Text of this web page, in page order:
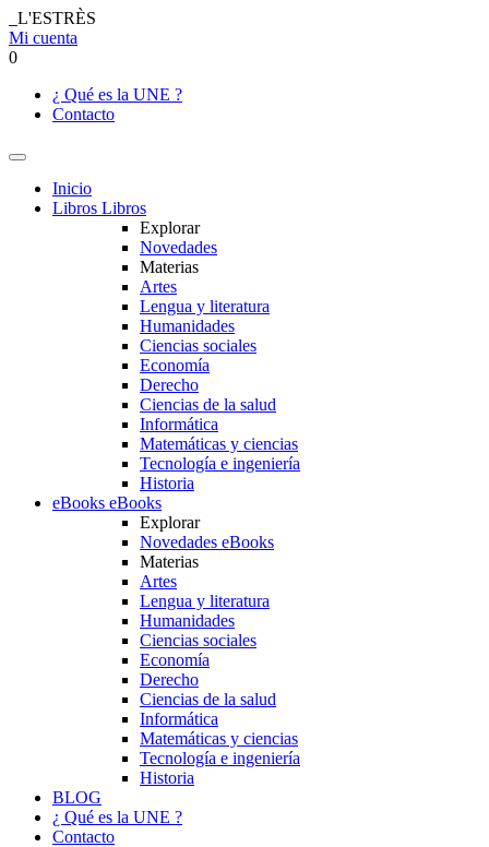
L'ESTRÈS
Mi cuenta
0
¿ Qué es la UNE ?
Contacto
Inicio
Libros Libros
Explorar
Novedades
Materias
Artes
Lengua y literatura
Humanidades
Ciencias sociales
Economía
Derecho
Ciencias de la salud
Informática
Matemáticas y ciencias
Tecnología e ingeniería
Historia
eBooks eBooks
Explorar
Novedades eBooks
Materias
Artes
Lengua y literatura
Humanidades
Ciencias sociales
Economía
Derecho
Ciencias de la salud
Informática
Matemáticas y ciencias
Tecnología e ingeniería
Historia
BLOG
¿ Qué es la UNE ?
Contacto